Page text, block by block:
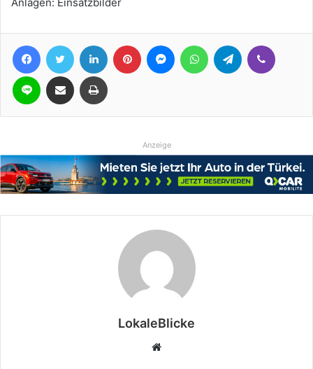
FacebookTwitter LinkedIn Pinterest MessengerWhatsAppTelegram
Line Teile per E-Mail Drucken
Anzeige
LokaleBlicke
Webseite